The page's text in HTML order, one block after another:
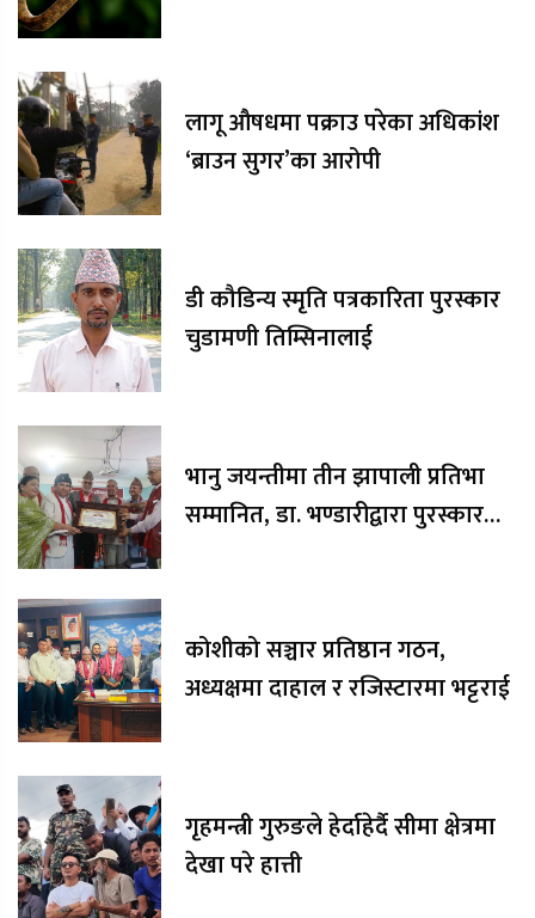
लागू औषधमा पक्राउ परेका अधिकांश
‘ब्राउन सुगर’का आरोपी
डी कौडिन्य स्मृति पत्रकारिता पुरस्कार
चुडामणी तिम्सिनालाई
भानु जयन्तीमा तीन झापाली प्रतिभा
सम्मानित, डा. भण्डारीद्वारा पुरस्कार
कोशीको सञ्चार प्रतिष्ठान गठन,
अध्यक्षमा दाहाल र रजिस्टारमा भट्टराई
गृहमन्त्री गुरुङले हेर्दाहेर्दै सीमा क्षेत्रमा
देखा परे हात्ती